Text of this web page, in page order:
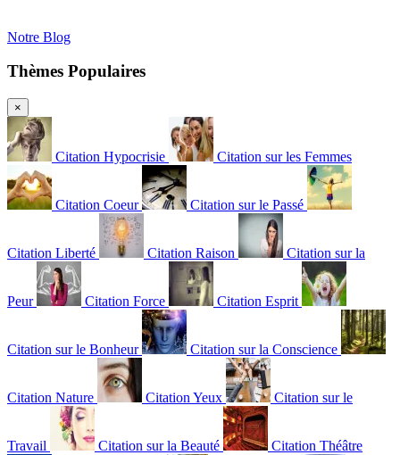
Notre Blog
Thèmes Populaires
×
Citation Hypocrisie Citation sur les Femmes
Citation Coeur Citation sur le Passé
Citation Liberté Citation Raison Citation sur la
Peur Citation Force Citation Esprit
Citation sur le Bonheur Citation sur la Conscience
Citation Nature Citation Yeux Citation sur le
Travail Citation sur la Beauté Citation Théâtre